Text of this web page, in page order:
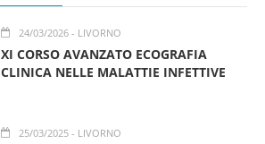
24/03/2026 - LIVORNO
XI CORSO AVANZATO ECOGRAFIA
CLINICA NELLE MALATTIE INFETTIVE
25/03/2025 - LIVORNO